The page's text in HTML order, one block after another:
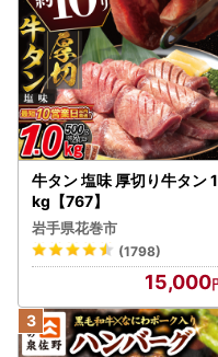
牛タン 塩味 厚切り牛タン 1
kg【767】
岩手県花巻市
(1798)
15,000